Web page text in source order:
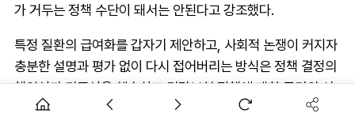
가 거두는 정책 수단이 돼서는 안된다고 강조했다.
특정 질환의 급여화를 갑자기 제안하고, 사회적 논쟁이 커지자
충분한 설명과 평가 없이 다시 접어버리는 방식은 정책 결정의
책임성과 민주성을 훼손하고 건강보험 정책에 대한 국민의 신
뢰를 약화시킨다는 것.